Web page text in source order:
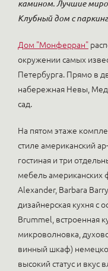
камином. Лучшие
Клубный дом с
Дом "Монферран"
окружении самых
Петербурга. Прямо в
набережная Невы,
сад.
На пятом этаже
стиле американский
гостиная и три
мебель американских
Alexander, Barbara
дизайнерская кухня с
Brummel, встроенная
микроволновка,
винный шкаф)
высокий статус и вкус